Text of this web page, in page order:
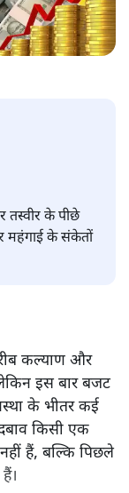
तस्वीर के पीछे
महंगाई के संकेतों
कल्याण और
इस बार बजट
के भीतर कई
किसी एक
हैं, बल्कि पिछले